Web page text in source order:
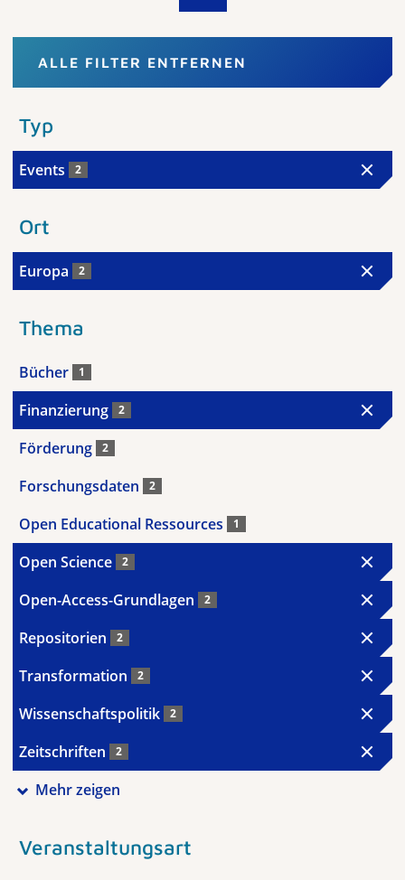
ALLE FILTER ENTFERNEN
Typ
Events 2
Ort
Europa 2
Thema
Bücher 1
Finanzierung 2
Förderung 2
Forschungsdaten 2
Open Educational Ressources 1
Open Science 2
Open-Access-Grundlagen 2
Repositorien 2
Transformation 2
Wissenschaftspolitik 2
Zeitschriften 2
Mehr zeigen
Veranstaltungsart